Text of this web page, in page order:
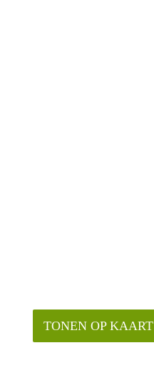
TONEN OP KAART